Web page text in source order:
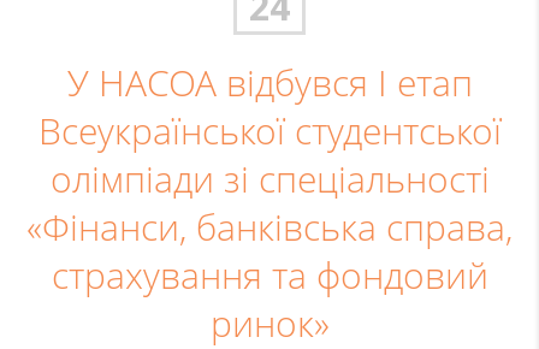
У НАСОА відбувся І етап
Всеукраїнської студентської
олімпіади зі спеціальності
«Фінанси, банківська справа,
страхування та фондовий
ринок»